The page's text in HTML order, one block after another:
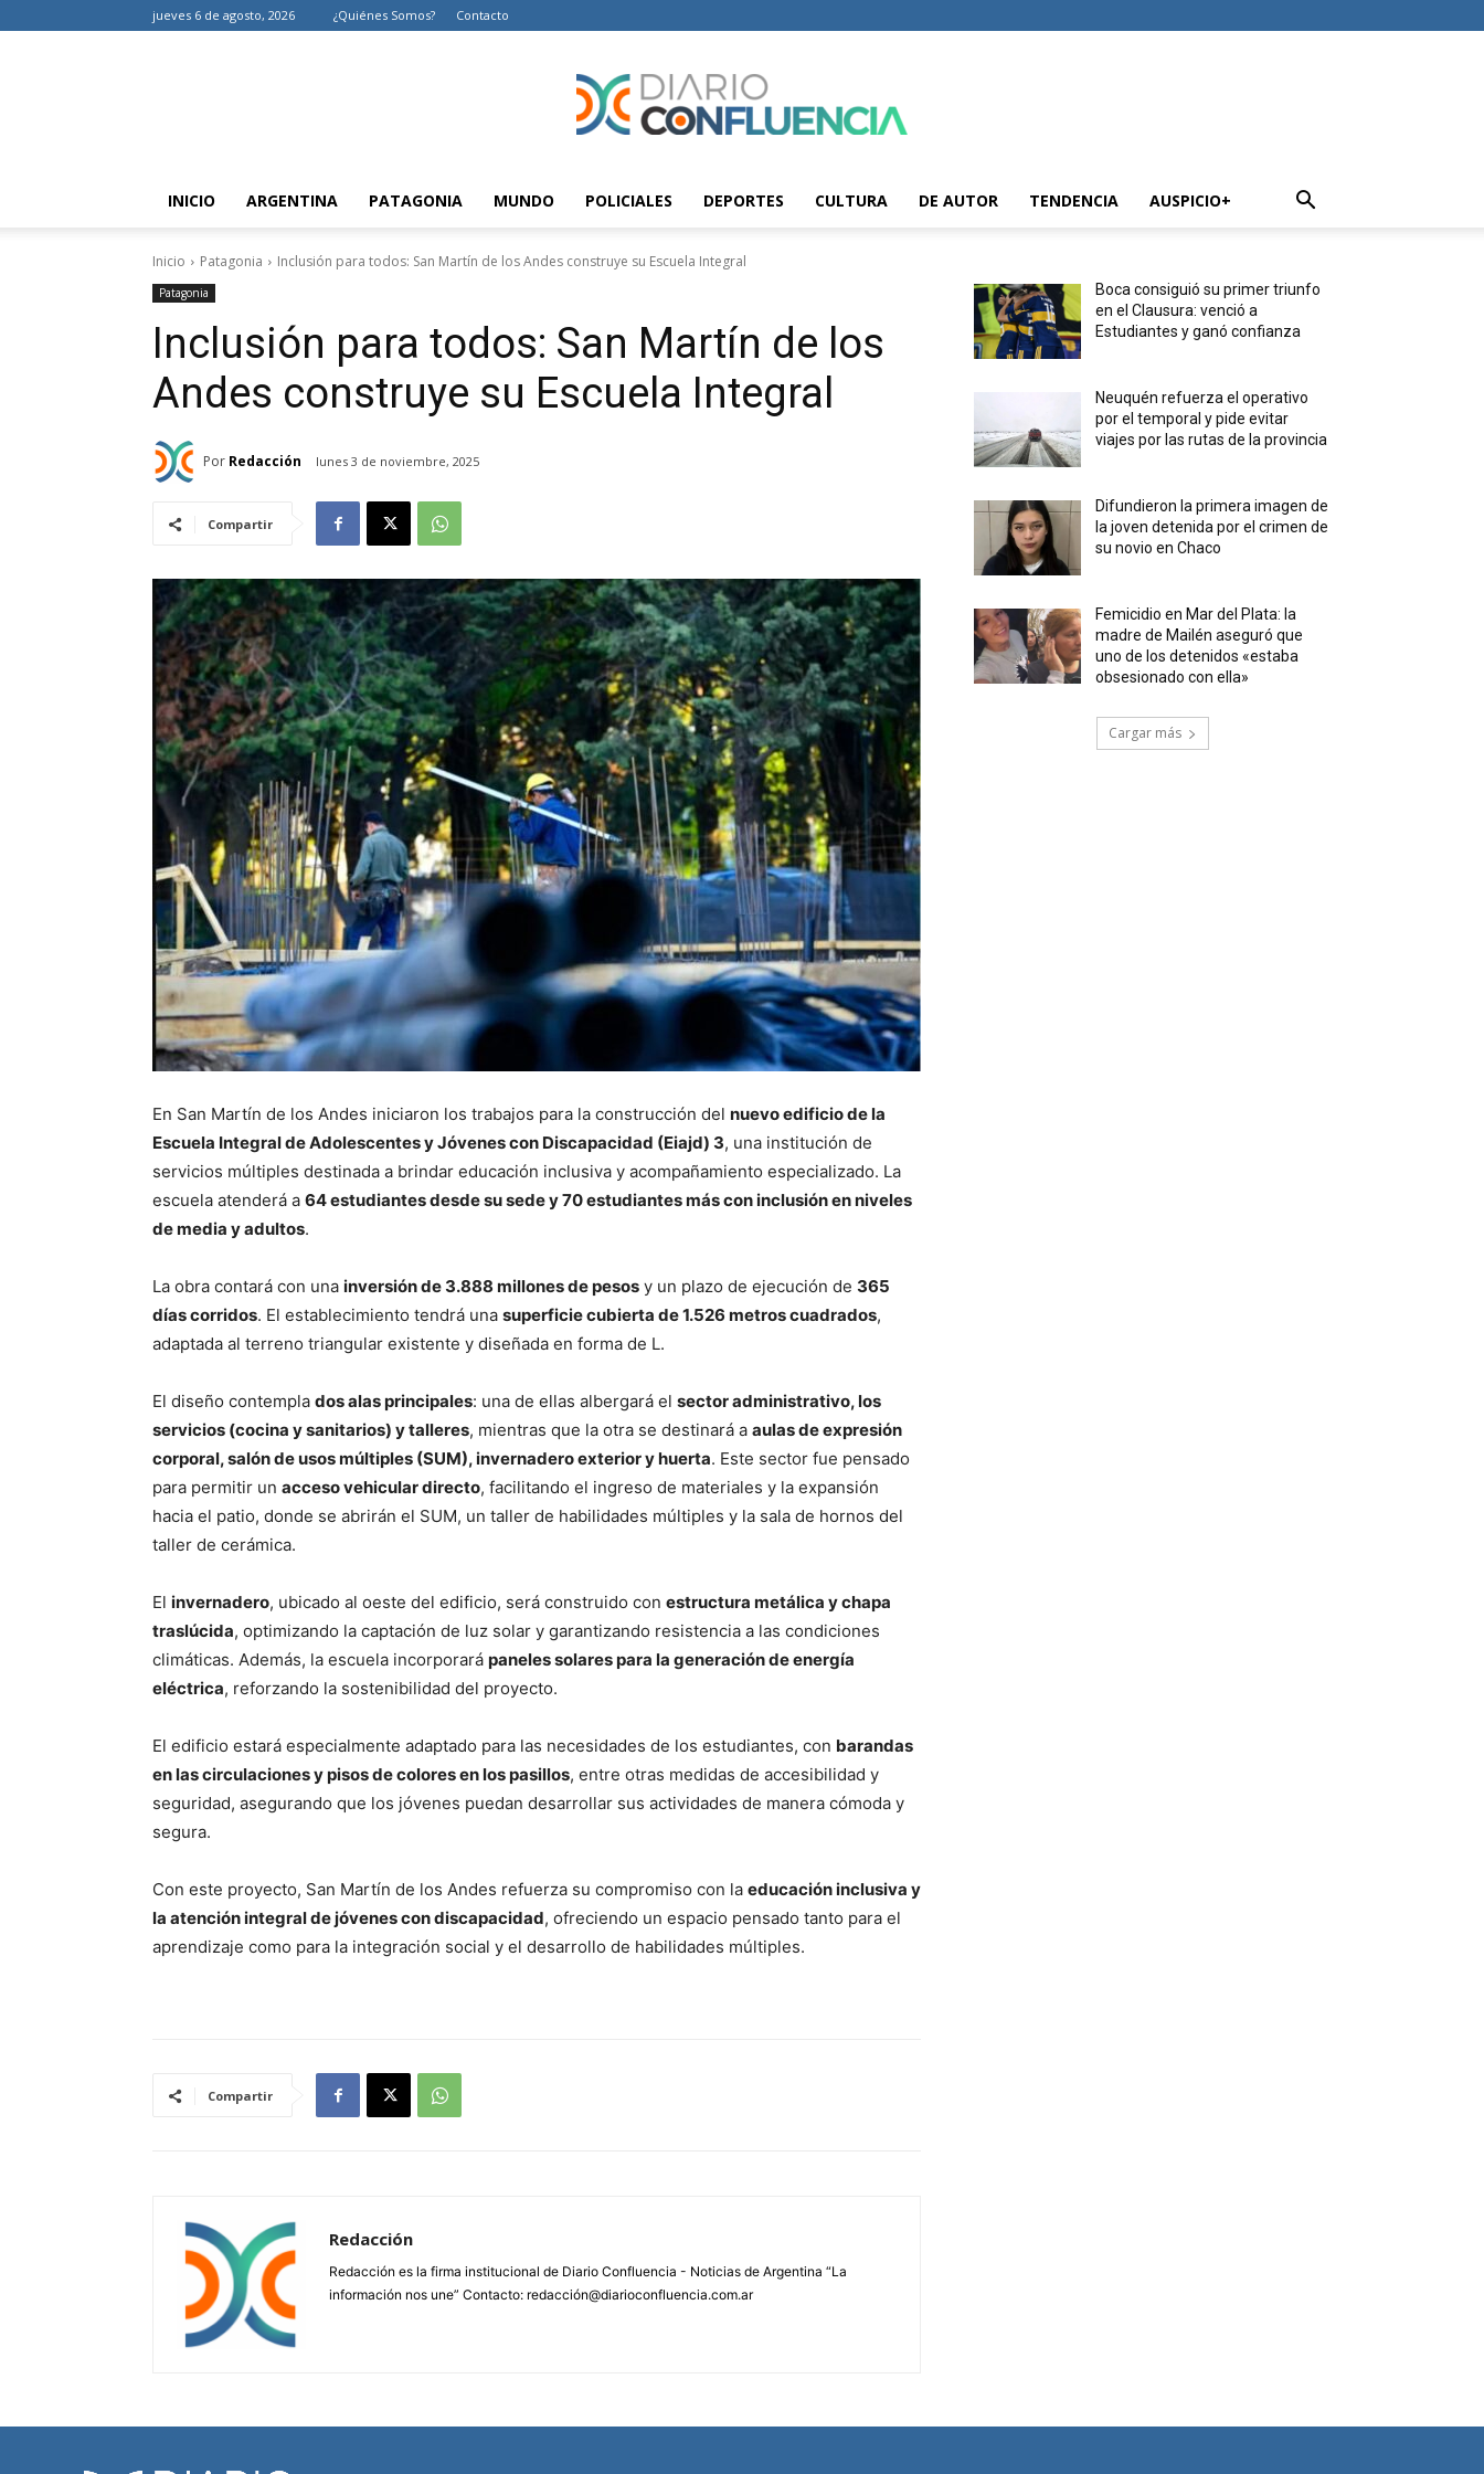
jueves 6 de agosto, 2026 ¿Quiénes Somos? Contacto
Diario
Confluencia
Noticias
de
Argentina
INICIO ARGENTINA PATAGONIA MUNDO POLICIALES DEPORTES CULTURA DE AUTOR TENDENCIA AUSPICIO+
Inicio Patagonia Inclusión para todos: San Martín de los Andes construye su Escuela Integral
Patagonia
Inclusión para todos: San Martín de los
Andes construye su Escuela Integral
Por Redacción lunes 3 de noviembre, 2025
Compartir
En San Martín de los Andes iniciaron los trabajos para la construcción del nuevo edificio de la
Escuela Integral de Adolescentes y Jóvenes con Discapacidad (Eiajd) 3, una institución de
servicios múltiples destinada a brindar educación inclusiva y acompañamiento especializado. La
escuela atenderá a 64 estudiantes desde su sede y 70 estudiantes más con inclusión en niveles
de media y adultos.
La obra contará con una inversión de 3.888 millones de pesos y un plazo de ejecución de 365
días corridos. El establecimiento tendrá una superficie cubierta de 1.526 metros cuadrados,
adaptada al terreno triangular existente y diseñada en forma de L.
El diseño contempla dos alas principales: una de ellas albergará el sector administrativo, los
servicios (cocina y sanitarios) y talleres, mientras que la otra se destinará a aulas de expresión
corporal, salón de usos múltiples (SUM), invernadero exterior y huerta. Este sector fue pensado
para permitir un acceso vehicular directo, facilitando el ingreso de materiales y la expansión
hacia el patio, donde se abrirán el SUM, un taller de habilidades múltiples y la sala de hornos del
taller de cerámica.
El invernadero, ubicado al oeste del edificio, será construido con estructura metálica y chapa
traslúcida, optimizando la captación de luz solar y garantizando resistencia a las condiciones
climáticas. Además, la escuela incorporará paneles solares para la generación de energía
eléctrica, reforzando la sostenibilidad del proyecto.
El edificio estará especialmente adaptado para las necesidades de los estudiantes, con barandas
en las circulaciones y pisos de colores en los pasillos, entre otras medidas de accesibilidad y
seguridad, asegurando que los jóvenes puedan desarrollar sus actividades de manera cómoda y
segura.
Con este proyecto, San Martín de los Andes refuerza su compromiso con la educación inclusiva y
la atención integral de jóvenes con discapacidad, ofreciendo un espacio pensado tanto para el
aprendizaje como para la integración social y el desarrollo de habilidades múltiples.
Compartir
Redacción
Redacción es la firma institucional de Diario Confluencia - Noticias de Argentina “La
información nos une” Contacto: redacción@diarioconfluencia.com.ar
Boca consiguió su primer triunfo
en el Clausura: venció a
Estudiantes y ganó confianza
Neuquén refuerza el operativo
por el temporal y pide evitar
viajes por las rutas de la provincia
Difundieron la primera imagen de
la joven detenida por el crimen de
su novio en Chaco
Femicidio en Mar del Plata: la
madre de Mailén aseguró que
uno de los detenidos «estaba
obsesionado con ella»
Cargar más